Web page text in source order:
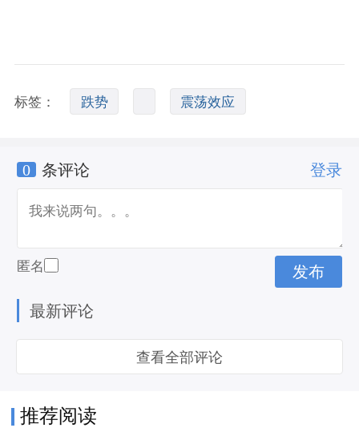
标签： 跌势 震荡效应
0 条评论 登录
匿名
最新评论
查看全部评论
推荐阅读